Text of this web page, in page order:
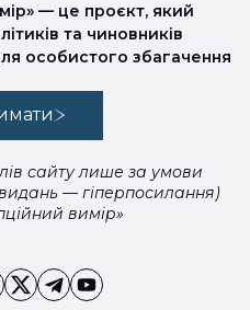
— це проєкт, який
та чиновників
особистого збагачення
сайту лише за умови
— гіперпосилання)
вимір»